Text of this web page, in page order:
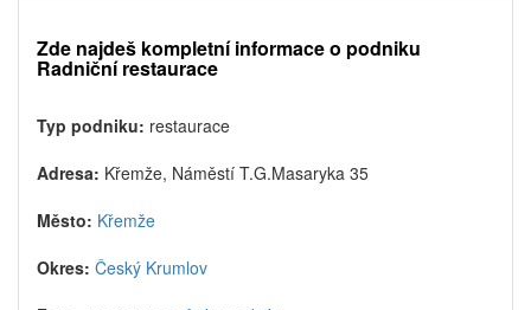
Zde najdeš kompletní informace o podniku
Radniční restaurace
Typ podniku: restaurace
Adresa: Křemže, Náměstí T.G.Masaryka 35
Město: Křemže
Okres: Český Krumlov